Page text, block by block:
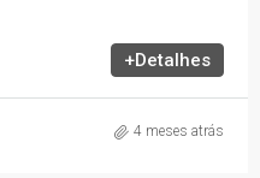
+Detalhes
4 meses atrás